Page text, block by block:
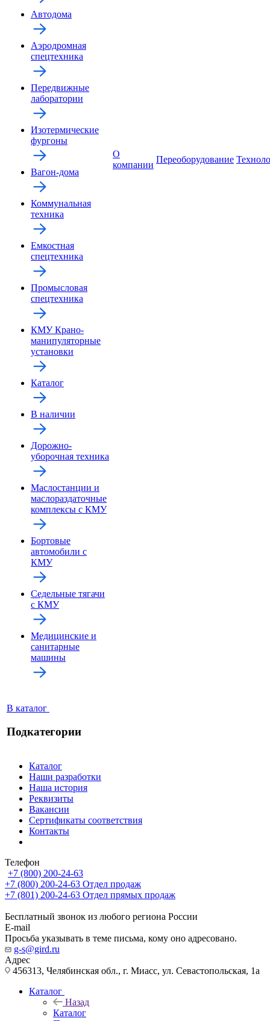
Автодома
Аэродромная
спецтехника
Передвижные
лаборатории
Изотермические
фургоны
Вагон-дома
Коммунальная
техника
Емкостная
спецтехника
Промысловая
спецтехника
КМУ Крано-
манипуляторные
установки
Каталог
В наличии
Дорожно-
уборочная техника
Маслостанции и
маслораздаточные
комплексы с КМУ
Бортовые
автомобили с
КМУ
Седельные тягачи
с КМУ
Медицинские и
санитарные
машины
В каталог
Подкатегории
О
компании
Переоборудование
Каталог
Наши разработки
Наша история
Реквизиты
Вакансии
Сертификаты соответствия
Контакты
Телефон
+7 (800) 200-24-63
+7 (800) 200-24-63 Отдел продаж
+7 (801) 200-24-63 Отдел прямых продаж
Бесплатный звонок из любого региона России
E-mail
Просьба указывать в теме письма, кому оно адресовано.
g-s@gird.ru
Адрес
456313, Челябинская обл., г. Миасс, ул. Севастопольская, 1а
Каталог
Назад
Каталог